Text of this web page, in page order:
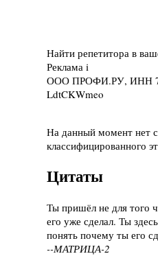
Найти репетитора в
Реклама i
ООО ПРОФИ.РУ, ИНН
LdtCKWmeo
На данный момент нет
классифицированного
Цитаты
Ты пришёл не для того
его уже сделал. Ты
понять почему ты его
--МАТРИЦА-2